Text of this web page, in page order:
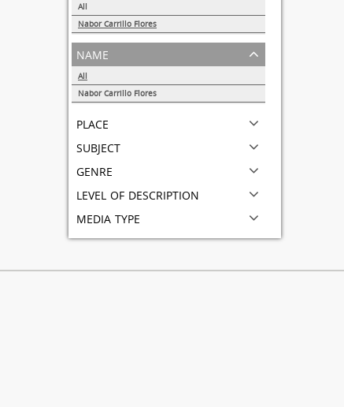
All
Nabor Carrillo Flores
1
name
All
Nabor Carrillo Flores
place
subject
genre
level of description
media type